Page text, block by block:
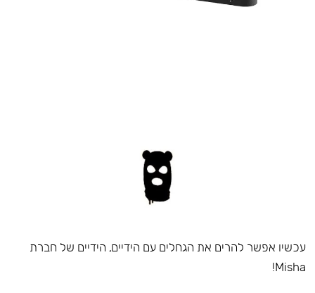
עכשיו אפשר להרים את הגחלים עם הידיים, הידיים של חברת
Misha!